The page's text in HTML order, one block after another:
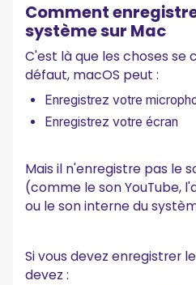
Comment
système sur Mac
C'est là que les choses se
défaut, macOS peut :
Enregistrez votre
Enregistrez votre écran
Mais il n'enregistre pas le
(comme le son YouTube,
ou le son interne du
Si vous devez enregistrer
devez :